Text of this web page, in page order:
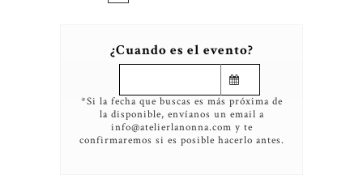
¿Cuando es el evento?
*Si la fecha que buscas es más próxima de
la disponible, envíanos un email a
info@atelierlanonna.com y te
confirmaremos si es posible hacerlo antes.